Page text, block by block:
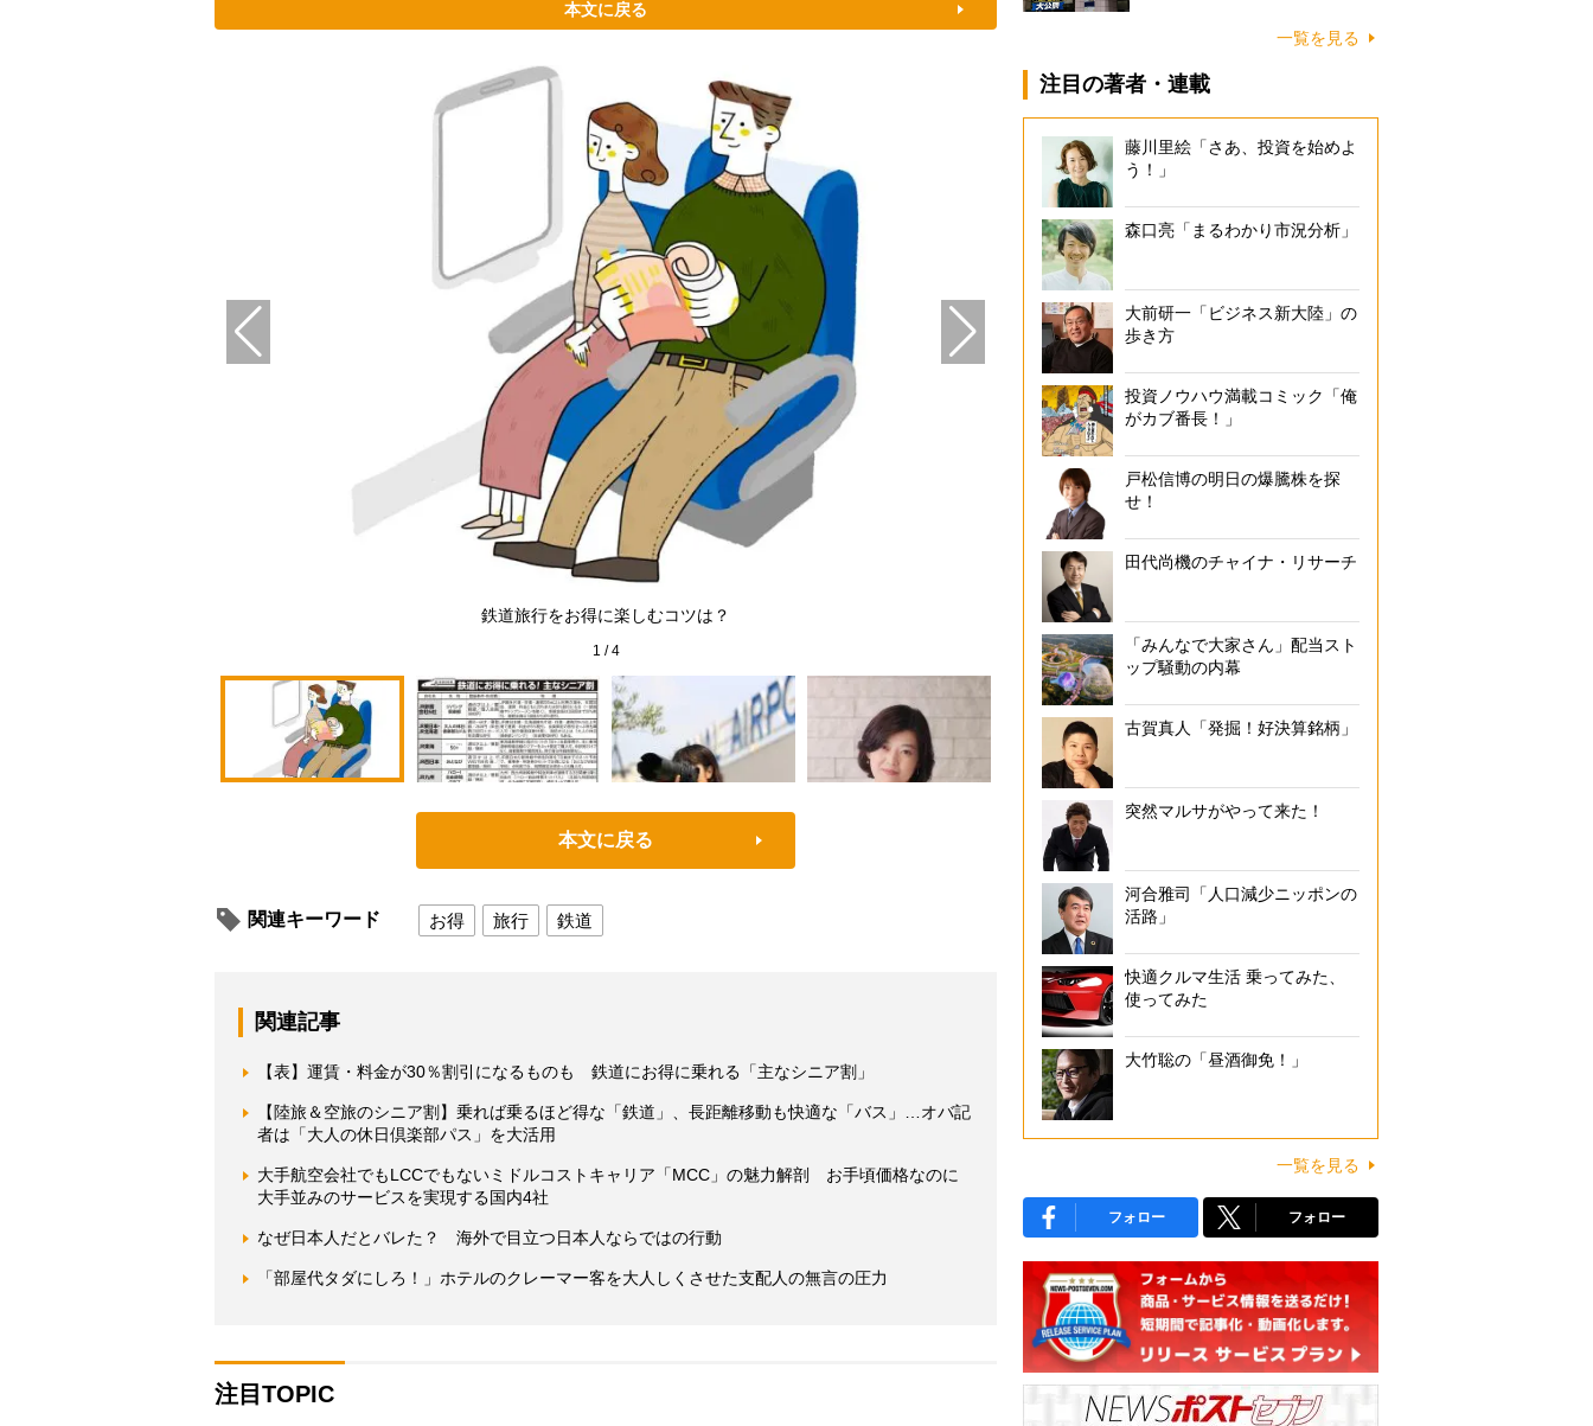
本文に戻る
鉄道旅行をお得に楽しむコツは？
1 /4
本文に戻る
関連キーワード お得 旅行 鉄道
関連記事
【表】運賃・料金が30％割引になるものも 鉄道にお得に乗れる「主なシニア割」
【陸旅＆空旅のシニア割】乗れば乗るほど得な「鉄道」、長距離移動も快適な「バス」…オバ記
者は「大人の休日倶楽部パス」を大活用
大手航空会社でもLCCでもないミドルコストキャリア「MCC」の魅力解剖 お手頃価格なのに
大手並みのサービスを実現する国内4社
なぜ日本人だとバレた？ 海外で目立つ日本人ならではの行動
「部屋代タダにしろ！」ホテルのクレーマー客を大人しくさせた支配人の無言の圧力
注目TOPIC
一覧を見る
注目の著者・連載
藤川里絵「さあ、投資を始めよ
う！」
森口亮「まるわかり市況分析」
大前研一「ビジネス新大陸」の
歩き方
投資ノウハウ満載コミック「俺
がカブ番長！」
戸松信博の明日の爆騰株を探
せ！
田代尚機のチャイナ・リサーチ
「みんなで大家さん」配当スト
ップ騒動の内幕
古賀真人「発掘！好決算銘柄」
突然マルサがやって来た！
河合雅司「人口減少ニッポンの
活路」
快適クルマ生活 乗ってみた、
使ってみた
大竹聡の「昼酒御免！」
一覧を見る
フォロー フォロー